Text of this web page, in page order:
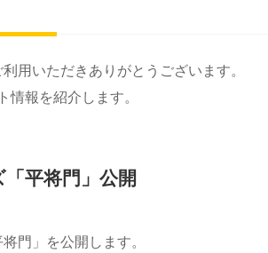
用いただきありがとうございます。
報を紹介します。
平将門」公開
門」を公開します。